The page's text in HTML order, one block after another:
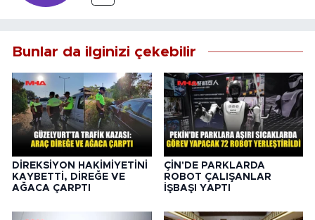
Bunlar da ilginizi çekebilir
DİREKSİYON HAKİMİYETİNİ
KAYBETTİ, DİREĞE VE
AĞACA ÇARPTI
ÇİN'DE PARKLARDA
ROBOT ÇALIŞANLAR
İŞBAŞI YAPTI